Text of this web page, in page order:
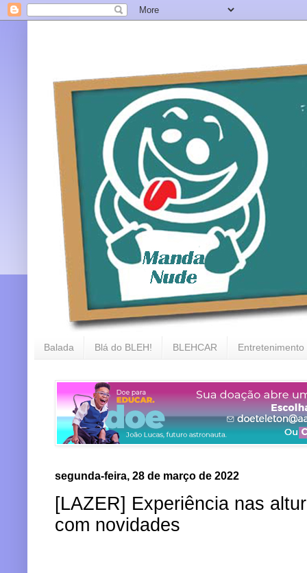
Balada Blá do BLEH! BLEHCAR Entretenimento
segunda-feira, 28 de março de 2022
[LAZER] Experiência nas
com novidades